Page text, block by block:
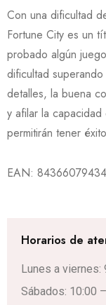
Con una dificultad
Fortune City es un
probado algún
dificultad
detalles, la buena
y afilar la
permitirán tener
EAN:
Horarios de
Lunes a viernes:
Sábados: 10:00